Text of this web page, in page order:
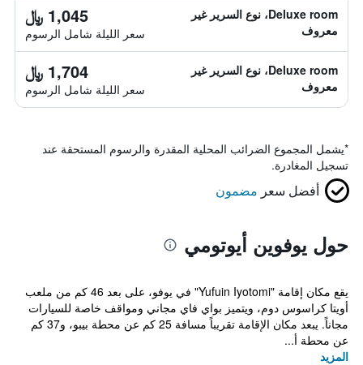
Deluxe room، نوع السرير غير
معروف
1,045 ﷼
سعر الليلة شامل الرسوم
Deluxe room، نوع السرير غير
معروف
1,704 ﷼
سعر الليلة شامل الرسوم
*يشمل المجموع الضرائب المحلية المقدرة والرسوم المستحقة عند
تسجيل المغادرة.
أفضل سعر مضمون
حول يوفوين أيوتومي
يقع مكان إقامة "Yufuin Iyotomi" في يوفو، على بعد 46 كم من ملعب
أويتا كراسوس دوم، ويتميز بواي فاي مجاني ومواقف خاصة للسيارات
مجاناً. يبعد مكان الإقامة تقريباً مسافة 25 كم عن محطة بيبو، و37 كم
عن محطة أ...
المزيد